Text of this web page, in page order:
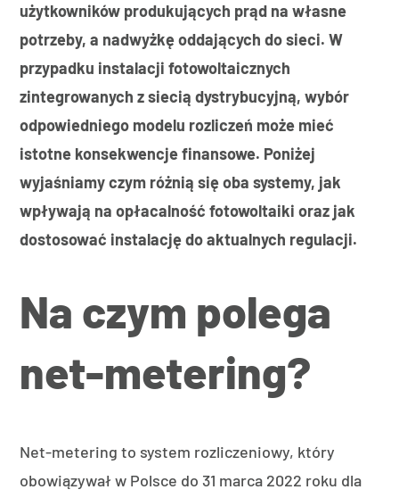
użytkowników produkujących prąd na własne
potrzeby, a nadwyżkę oddających do sieci. W
przypadku instalacji fotowoltaicznych
zintegrowanych z siecią dystrybucyjną, wybór
odpowiedniego modelu rozliczeń może mieć
istotne konsekwencje finansowe. Poniżej
wyjaśniamy czym różnią się oba systemy, jak
wpływają na opłacalność fotowoltaiki oraz jak
dostosować instalację do aktualnych regulacji.
Na czym polega
net-metering?
Net-metering to system rozliczeniowy, który
obowiązywał w Polsce do 31 marca 2022 roku dla